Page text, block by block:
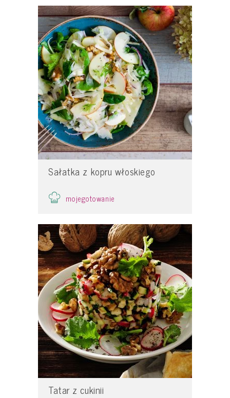
Sałatka z kopru włoskiego
mojegotowanie
Tatar z cukinii